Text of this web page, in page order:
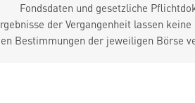
Fondsdaten und gesetzliche
der Vergangenheit lassen
Bestimmungen der jeweiligen Börse